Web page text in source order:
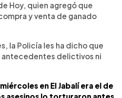
Hoy, quien agregó que
y venta de ganado
la Policía les ha dicho que
antecedentes delictivos ni
en El Jabalí era el de